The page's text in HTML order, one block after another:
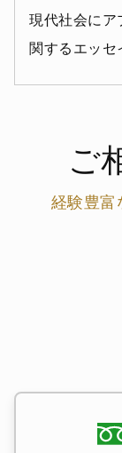
現代社会にア
関するエッセ
ご
経験豊富